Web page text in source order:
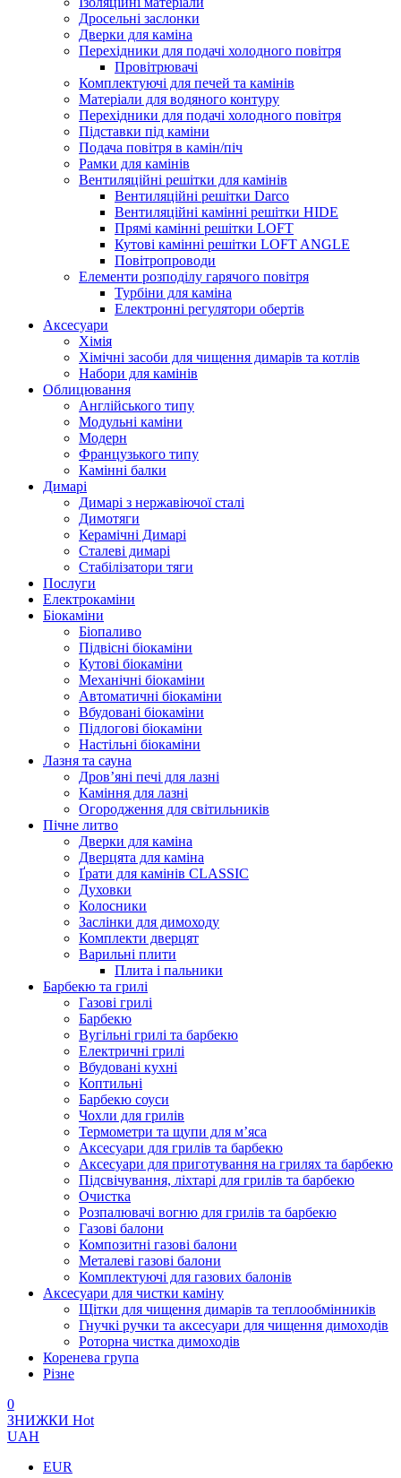
Дросельні заслонки
Дверки для каміна
Перехідники для подачі холодного повітря
Провітрювачі
Комплектуючі для печей та камінів
Матеріали для водяного контуру
Перехідники для подачі холодного повітря
Підставки під каміни
Подача повітря в камін/піч
Рамки для камінів
Вентиляційні решітки для камінів
Вентиляційні решітки Darco
Вентиляційні камінні решітки HIDE
Прямі камінні решітки LOFT
Кутові камінні решітки LOFT ANGLE
Повітропроводи
Елементи розподілу гарячого повітря
Турбіни для каміна
Електронні регулятори обертів
Аксесуари
Хімія
Хімічні засоби для чищення димарів та котлів
Набори для камінів
Облицювання
Англійського типу
Модульні каміни
Модерн
Французького типу
Камінні балки
Димарі
Димарі з нержавіючої сталі
Димотяги
Керамічні Димарі
Сталеві димарі
Стабілізатори тяги
Послуги
Електрокаміни
Біокаміни
Біопаливо
Підвісні біокаміни
Кутові біокаміни
Механічні біокаміни
Автоматичні біокаміни
Вбудовані біокаміни
Підлогові біокаміни
Настільні біокаміни
Лазня та сауна
Дров’яні печі для лазні
Каміння для лазні
Огородження для світильників
Пічне литво
Дверки для каміна
Дверцята для каміна
Ґрати для камінів CLASSIC
Духовки
Колосники
Заслінки для димоходу
Комплекти дверцят
Варильні плити
Плита і пальники
Барбекю та грилі
Газові грилі
Барбекю
Вугільні грилі та барбекю
Електричні грилі
Вбудовані кухні
Коптильні
Барбекю соуси
Чохли для грилів
Термометри та щупи для м’яса
Аксесуари для грилів та барбекю
Аксесуари для приготування на грилях та барбекю
Підсвічування, ліхтарі для грилів та барбекю
Очистка
Розпалювачі вогню для грилів та барбекю
Газові балони
Композитні газові балони
Металеві газові балони
Комплектуючі для газових балонів
Аксесуари для чистки каміну
Щітки для чищення димарів та теплообмінників
Гнучкі ручки та аксесуари для чищення димоходів
Роторна чистка димоходів
Коренева група
Різне
0
ЗНИЖКИ Hot
UAH
EUR